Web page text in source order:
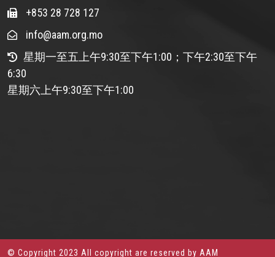
+853 28 728 127
info@aam.org.mo
星期一至五上午9:30至下午1:00；下午2:30至下午
6:30
星期六上午9:30至下午1:00
© Copyright 2023 All copyright are reserved by AAM